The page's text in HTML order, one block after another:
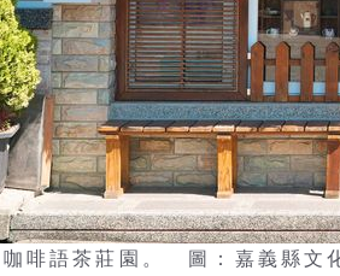
啡語茶莊園。 圖：嘉義縣文